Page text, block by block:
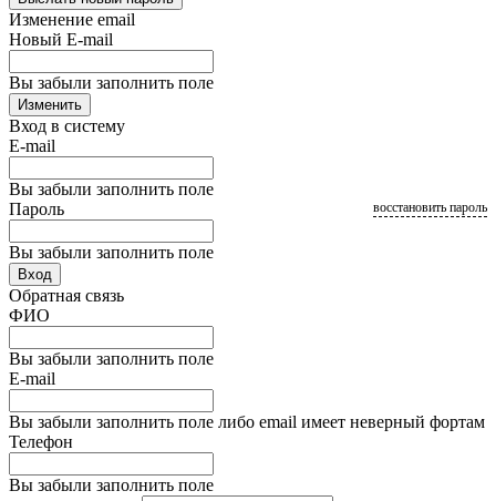
Изменение email
Новый E-mail
Вы забыли заполнить поле
Изменить
Вход в систему
E-mail
Вы забыли заполнить поле
Пароль
Вы забыли заполнить поле
восстановить пароль
Вход
Обратная связь
ФИО
Вы забыли заполнить поле
E-mail
Вы забыли заполнить поле либо email имеет неверный фортам
Телефон
Вы забыли заполнить поле